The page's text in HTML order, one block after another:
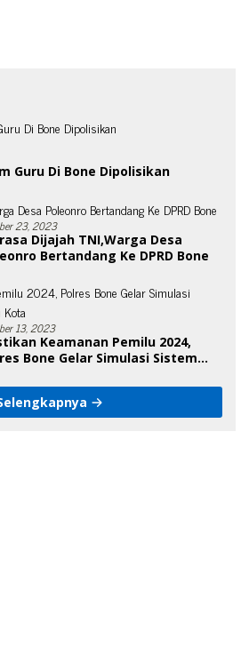
Guru Di Bone Dipolisikan
23, 2023
Dijajah TNI,Warga Desa
Bertandang Ke DPRD Bone
13, 2023
Keamanan Pemilu 2024,
Bone Gelar Simulasi Sistem